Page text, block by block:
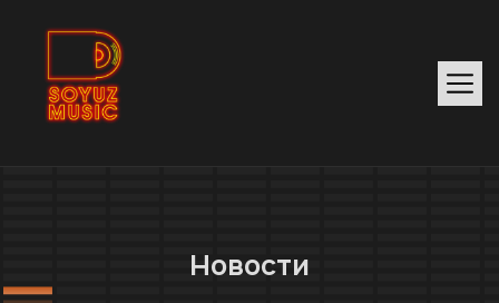
Новости